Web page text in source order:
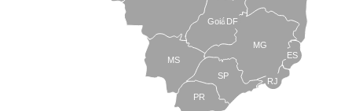
MS
Goiás
PR
SP
MG
RJ
ES
DF